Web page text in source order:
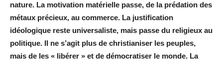
nature. La motivation matérielle passe, de la prédation des
métaux précieux, au commerce. La justification
idéologique reste universaliste, mais passe du religieux au
politique. Il ne s’agit plus de christianiser les peuples,
mais de les « libérer » et de démocratiser le monde. La